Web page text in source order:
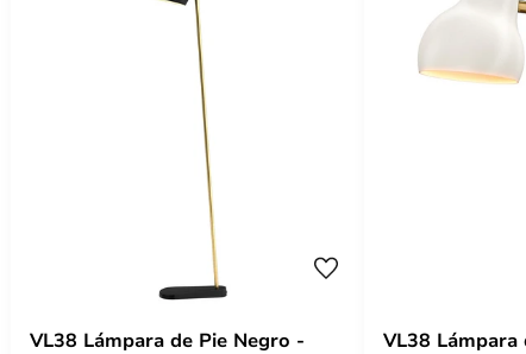
VL38 Lámpara de Pie Negro -
VL38 Lámpara